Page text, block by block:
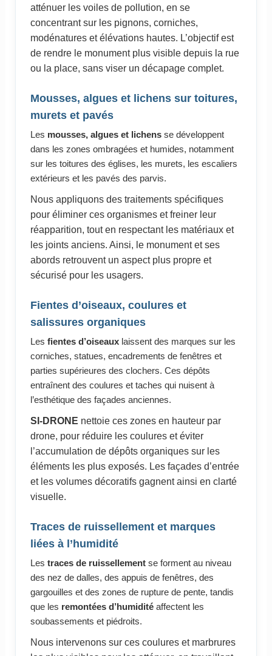
atténuer les voiles de pollution, en se
concentrant sur les pignons, corniches,
modénatures et élévations hautes. L’objectif est
de rendre le monument plus visible depuis la rue
ou la place, sans viser un décapage complet.
Mousses, algues et lichens sur toitures,
murets et pavés
Les mousses, algues et lichensse développent
dans les zones ombragées et humides, notamment
sur les toitures des églises, les murets, les escaliers
extérieurs et les pavés des parvis.
Nous appliquons des traitements spécifiques
pour éliminer ces organismes et freiner leur
réapparition, tout en respectant les matériaux et
les joints anciens. Ainsi, le monument et ses
abords retrouvent un aspect plus propre et
sécurisé pour les usagers.
Fientes d’oiseaux, coulures et
salissures organiques
Les fientes d’oiseauxlaissent des marques sur les
corniches, statues, encadrements de fenêtres et
parties supérieures des clochers. Ces dépôts
entraînent des coulures et taches qui nuisent à
l’esthétique des façades anciennes.
SI-DRONE nettoie ces zones en hauteur par
drone, pour réduire les coulures et éviter
l’accumulation de dépôts organiques sur les
éléments les plus exposés. Les façades d’entrée
et les volumes décoratifs gagnent ainsi en clarté
visuelle.
Traces de ruissellement et marques
liées à l’humidité
Les traces de ruissellementse forment au niveau
des nez de dalles, des appuis de fenêtres, des
gargouilles et des zones de rupture de pente, tandis
que les remontées d’humiditéaffectent les
soubassements et piédroits.
Nous intervenons sur ces coulures et marbrures